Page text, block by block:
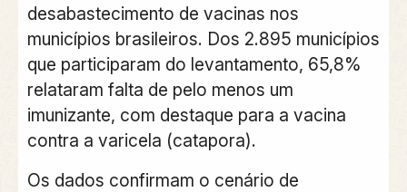
desabastecimento de vacinas nos
municípios brasileiros. Dos 2.895 municípios
que participaram do levantamento, 65,8%
relataram falta de pelo menos um
imunizante, com destaque para a vacina
contra a varicela (catapora).
Os dados confirmam o cenário de